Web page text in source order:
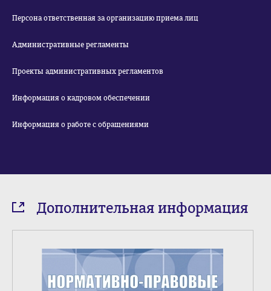
Персона ответственная за организацию приема лиц
Административные регламенты
Проекты административных регламентов
Информация о кадровом обеспечении
Информация о работе с обращениями
Дополнительная информация